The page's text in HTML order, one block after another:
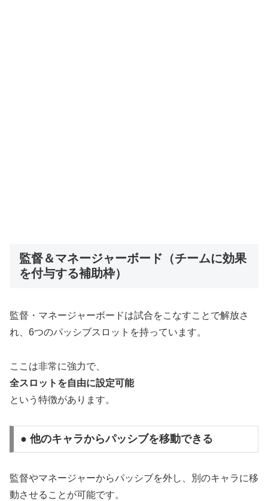
監督＆マネージャーボード（チームに効果
を付与する補助枠）
監督・マネージャーボードは試合をこなすことで解放さ
れ、6つのパッシブスロットを持っています。
ここは非常に強力で、
全スロットを自由に設定可能
という特徴があります。
● 他のキャラからパッシブを移動できる
監督やマネージャーからパッシブを外し、別のキャラに移
動させることが可能です。